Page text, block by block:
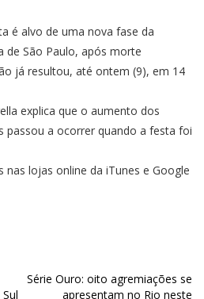
é alvo de uma nova fase da
de São Paulo, após morte
já resultou, até ontem (9), em 14
explica que o aumento dos
passou a ocorrer quando a festa foi
nas lojas online da iTunes e Google
Série Ouro: oito agremiações se
apresentam no Rio neste